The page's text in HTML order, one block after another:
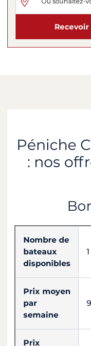
Péniche
: nos
Nombre de
bateaux
disponibles
1
Prix moyen
par
semaine
Prix